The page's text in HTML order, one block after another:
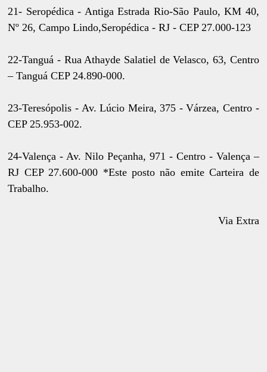
21- Seropédica - Antiga Estrada Rio-São Paulo, KM 40,
Nº 26, Campo Lindo,Seropédica - RJ - CEP 27.000-123
22-Tanguá - Rua Athayde Salatiel de Velasco, 63, Centro
– Tanguá CEP 24.890-000.
23-Teresópolis - Av. Lúcio Meira, 375 - Várzea, Centro -
CEP 25.953-002.
24-Valença - Av. Nilo Peçanha, 971 - Centro - Valença –
RJ CEP 27.600-000 *Este posto não emite Carteira de
Trabalho.
Via Extra